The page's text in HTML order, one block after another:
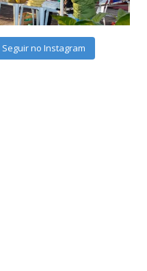
Seguir no Instagram